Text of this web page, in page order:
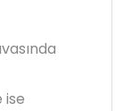
ise